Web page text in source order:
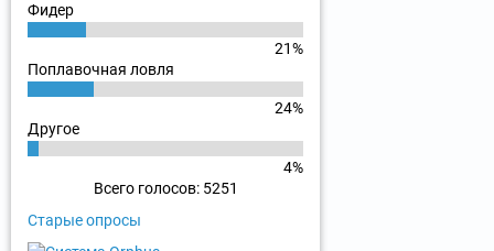
Фидер
21%
Поплавочная ловля
24%
Другое
4%
Всего голосов: 5251
Старые опросы